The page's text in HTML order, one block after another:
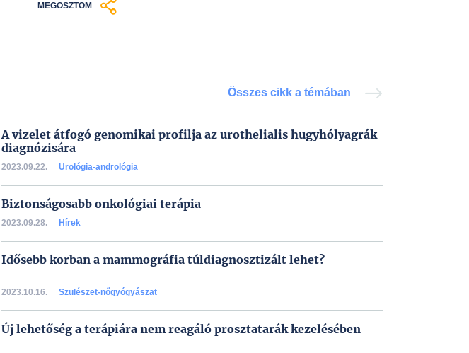
MEGOSZTOM
Összes cikk a témában
A vizelet átfogó genomikai profilja az urothelialis hugyhólyagrák
diagnózisára
2023.09.22. Urológia-andrológia
Biztonságosabb onkológiai terápia
2023.09.28. Hírek
Idősebb korban a mammográfia túldiagnosztizált lehet?
2023.10.16. Szülészet-nőgyógyászat
Új lehetőség a terápiára nem reagáló prosztatarák kezelésében